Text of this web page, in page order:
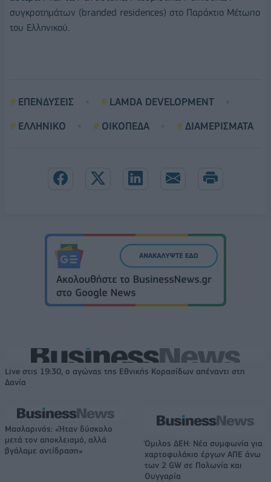
συγκροτημάτων (branded residences) στο Παράκτιο Μέτωπο
του Ελληνικού.
ΕΠΕΝΔΥΣΕΙΣ
LAMDA DEVELOPMENT
ΕΛΛΗΝΙΚΟ
ΟΙΚΟΠΕΔΑ ΔΙΑΜΕΡΙΣΜΑΤΑ
Live στις 19:30, ο αγώνας της Εθνικής Κορασίδων απέναντι στη
Δανία
Μασλαρινός: «Ήταν δύσκολο
μετά τον αποκλεισμό, αλλά
βγάλαμε αντίδραση»
Όμιλος ΔΕΗ: Νέα συμφωνία για
χαρτοφυλάκιο έργων ΑΠΕ άνω
των 2 GW σε Πολωνία και
Ουγγαρία